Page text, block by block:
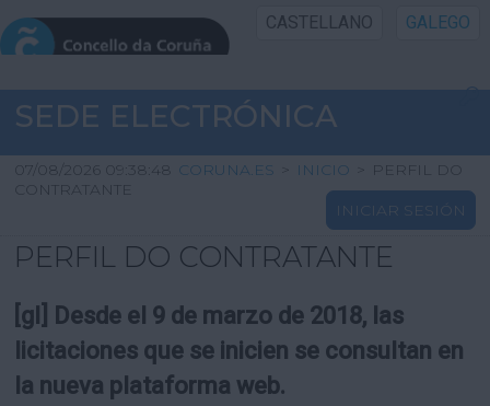
CASTELLANO GALEGO
INICIO SEDE
INICIO
INFORMACIÓN PÚBLICA
UTILIDADES
SEDE ELECTRÓNICA
07/08/2026 09:38:48 CORUNA.ES > INICIO > PERFIL DO
CONTRATANTE
INICIAR SESIÓN
PERFIL DO CONTRATANTE
[gl] Desde el 9 de marzo de 2018, las
licitaciones que se inicien se consultan en
la nueva plataforma web.